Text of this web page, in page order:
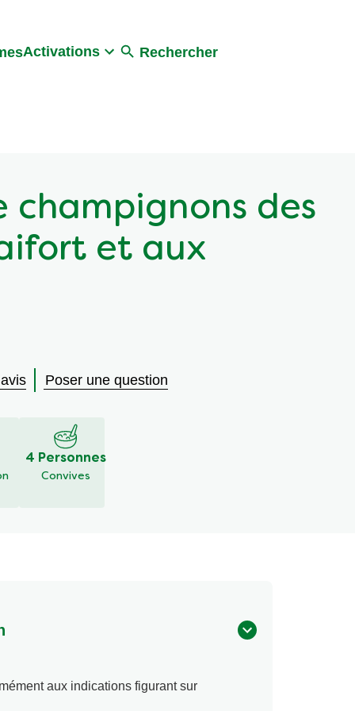
Activations Rechercher
champignons des
et aux
Poser une question
4 Personnes
Convives
aux indications figurant sur